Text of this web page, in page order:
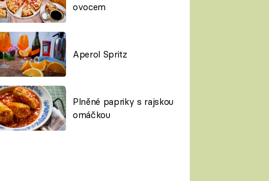
ovocem
Aperol Spritz
Plněné papriky s rajskou
omáčkou